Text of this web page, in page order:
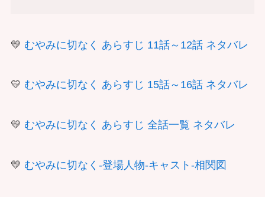
💛 むやみに切なく あらすじ 11話～12話 ネタバレ
💛 むやみに切なく あらすじ 15話～16話 ネタバレ
💛 むやみに切なく あらすじ 全話一覧 ネタバレ
💛 むやみに切なく-登場人物-キャスト-相関図